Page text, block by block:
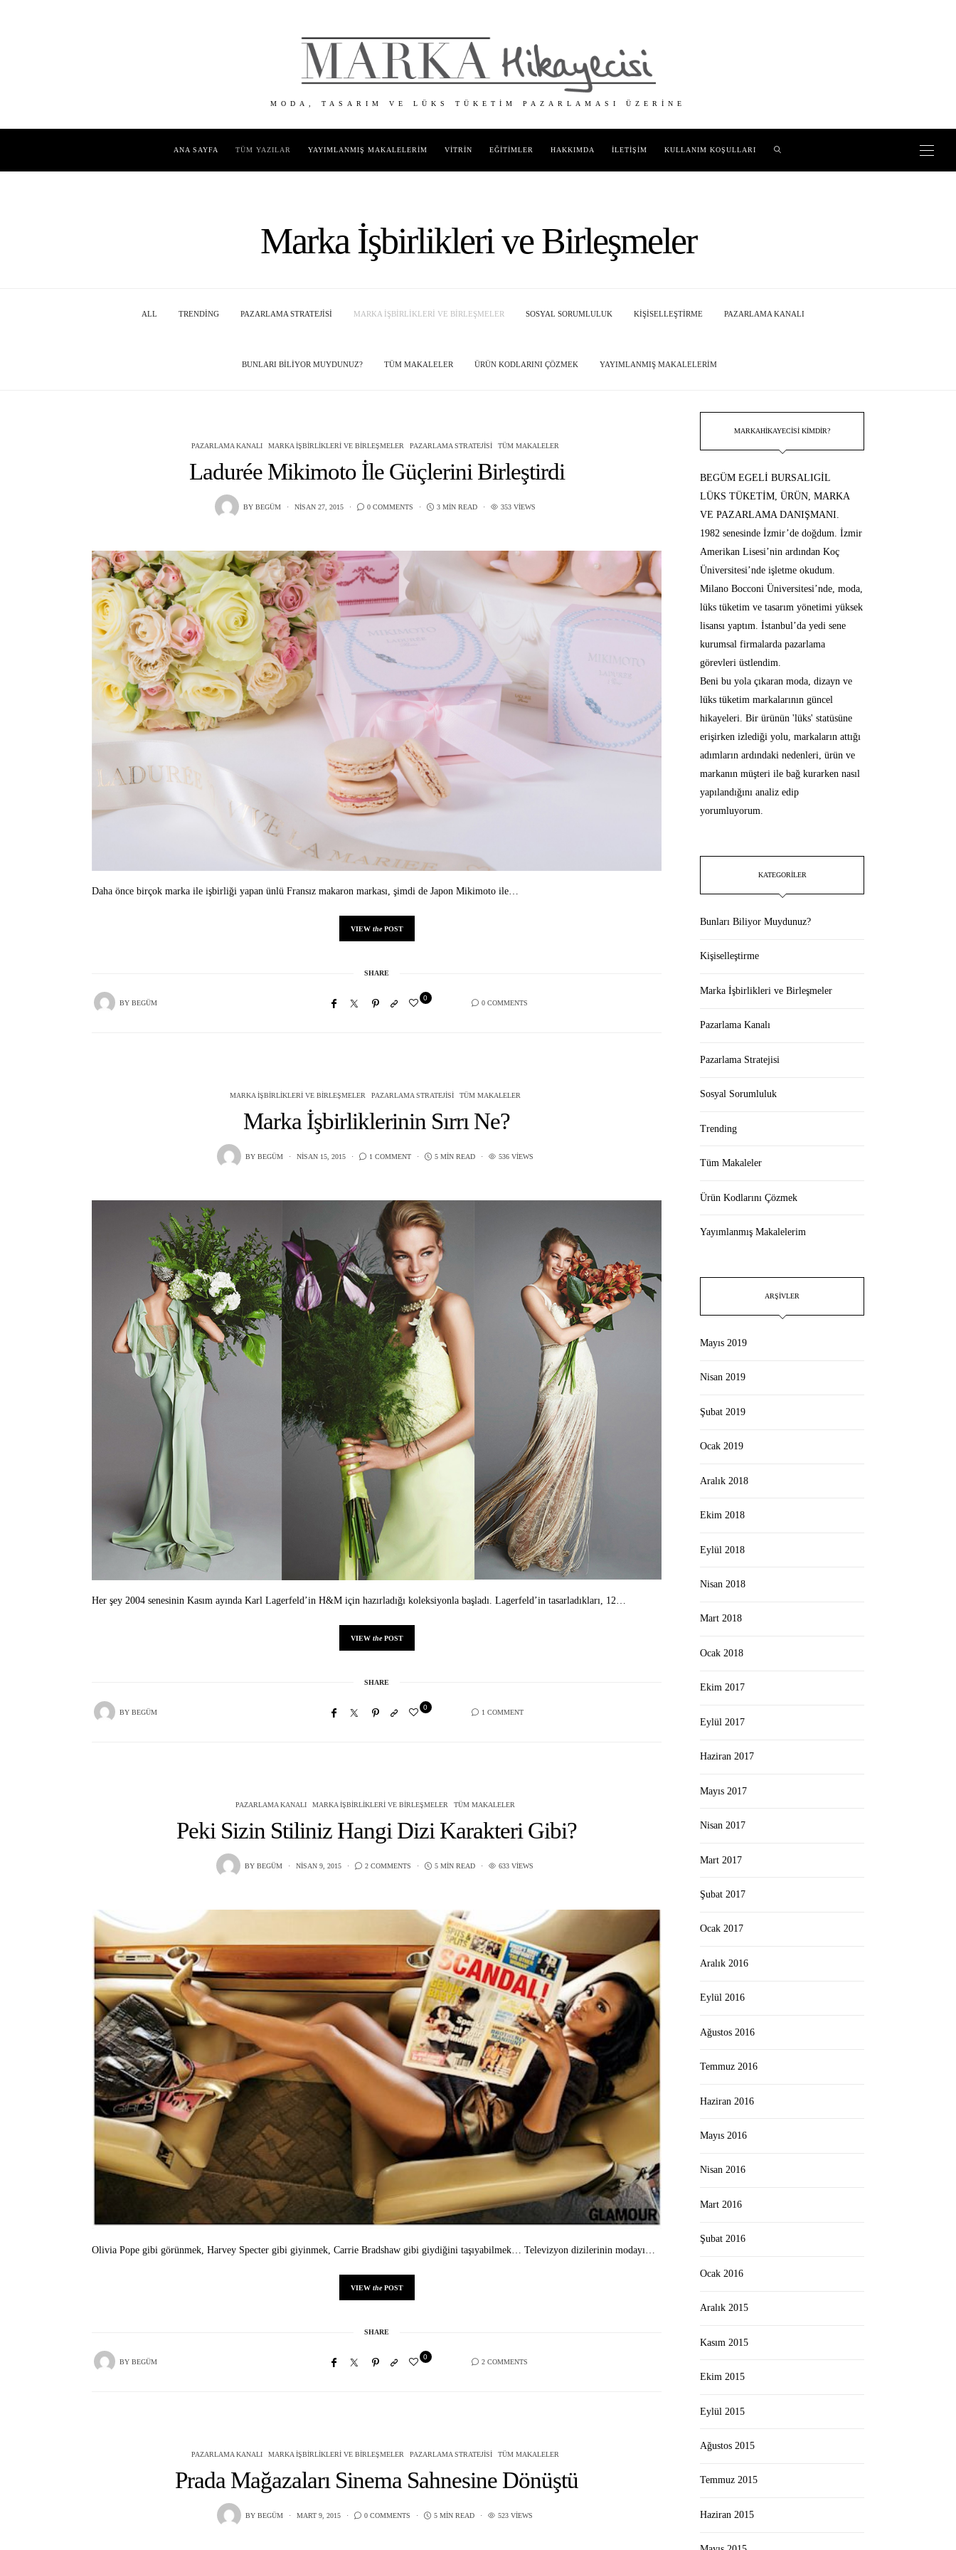
MODA, TASARIM VE LÜKS TÜKETIM PAZARLAMASI ÜZERINE
ANA SAYFA TÜM YAZILAR YAYIMLANMIŞ MAKALELERIM VITRIN EĞITIMLER HAKKIMDA İLETIŞIM KULLANIM KOŞULLARI
Marka İşbirlikleri ve Birleşmeler
ALL TRENDING PAZARLAMA STRATEJISI MARKA İŞBIRLIKLERI VE BIRLEŞMELER SOSYAL SORUMLULUK KIŞISELLEŞTIRME PAZARLAMA KANALI
BUNLARI BILIYOR MUYDUNUZ? TÜM MAKALELER ÜRÜN KODLARINI ÇÖZMEK YAYIMLANMIŞ MAKALELERIM
PAZARLAMA KANALI MARKA İŞBIRLIKLERI VE BIRLEŞMELER PAZARLAMA STRATEJISI TÜM MAKALELER
Ladurée Mikimoto İle Güçlerini Birleştirdi
BY BEGÜM NISAN 27, 2015 0 COMMENTS 3 MIN READ 353 VIEWS
Daha önce birçok marka ile işbirliği yapan ünlü Fransız makaron markası, şimdi de Japon Mikimoto ile…
VIEW thePOST
SHARE
BYBEGÜM
0
0 COMMENTS
MARKA İŞBIRLIKLERI VE BIRLEŞMELER PAZARLAMA STRATEJISI TÜM MAKALELER
Marka İşbirliklerinin Sırrı Ne?
BY BEGÜM NISAN 15, 2015 1 COMMENT 5 MIN READ 536 VIEWS
Her şey 2004 senesinin Kasım ayında Karl Lagerfeld’in H&M için hazırladığı koleksiyonla başladı. Lagerfeld’in tasarladıkları, 12…
VIEW thePOST
SHARE
BYBEGÜM
0
1 COMMENT
PAZARLAMA KANALI MARKA İŞBIRLIKLERI VE BIRLEŞMELER TÜM MAKALELER
Peki Sizin Stiliniz Hangi Dizi Karakteri Gibi?
BY BEGÜM NISAN 9, 2015 2 COMMENTS 5 MIN READ 633 VIEWS
Olivia Pope gibi görünmek, Harvey Specter gibi giyinmek, Carrie Bradshaw gibi giydiğini taşıyabilmek… Televizyon dizilerinin modayı…
VIEW thePOST
SHARE
BYBEGÜM
0
2 COMMENTS
PAZARLAMA KANALI MARKA İŞBIRLIKLERI VE BIRLEŞMELER PAZARLAMA STRATEJISI TÜM MAKALELER
Prada Mağazaları Sinema Sahnesine Dönüştü
BY BEGÜM MART 9, 2015 0 COMMENTS 5 MIN READ 523 VIEWS
MARKAHIKAYECISI KIMDIR?
BEGÜM EGELİ BURSALIGİL
LÜKS TÜKETİM, ÜRÜN, MARKA
VE PAZARLAMA DANIŞMANI.
1982 senesinde İzmir’de doğdum. İzmir
Amerikan Lisesi’nin ardından Koç
Üniversitesi’nde işletme okudum.
Milano Bocconi Üniversitesi’nde, moda,
lüks tüketim ve tasarım yönetimi yüksek
lisansı yaptım. İstanbul’da yedi sene
kurumsal firmalarda pazarlama
görevleri üstlendim.
Beni bu yola çıkaran moda, dizayn ve
lüks tüketim markalarının güncel
hikayeleri. Bir ürünün 'lüks' statüsüne
erişirken izlediği yolu, markaların attığı
adımların ardındaki nedenleri, ürün ve
markanın müşteri ile bağ kurarken nasıl
yapılandığını analiz edip
yorumluyorum.
KATEGORILER
Bunları Biliyor Muydunuz?
Kişiselleştirme
Marka İşbirlikleri ve Birleşmeler
Pazarlama Kanalı
Pazarlama Stratejisi
Sosyal Sorumluluk
Trending
Tüm Makaleler
Ürün Kodlarını Çözmek
Yayımlanmış Makalelerim
ARŞIVLER
Mayıs 2019
Nisan 2019
Şubat 2019
Ocak 2019
Aralık 2018
Ekim 2018
Eylül 2018
Nisan 2018
Mart 2018
Ocak 2018
Ekim 2017
Eylül 2017
Haziran 2017
Mayıs 2017
Nisan 2017
Mart 2017
Şubat 2017
Ocak 2017
Aralık 2016
Eylül 2016
Ağustos 2016
Temmuz 2016
Haziran 2016
Mayıs 2016
Nisan 2016
Mart 2016
Şubat 2016
Ocak 2016
Aralık 2015
Kasım 2015
Ekim 2015
Eylül 2015
Ağustos 2015
Temmuz 2015
Haziran 2015